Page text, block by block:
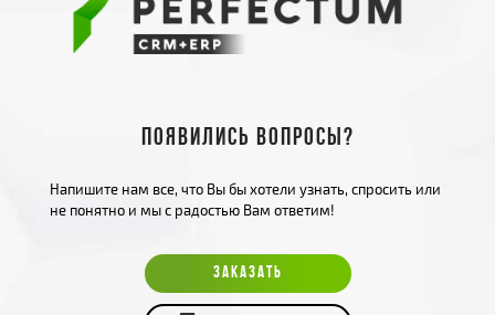
Появились вопросы?
Напишите нам все, что Вы бы хотели узнать, спросить или
не понятно и мы с радостью Вам ответим!
ЗАКАЗАТЬ